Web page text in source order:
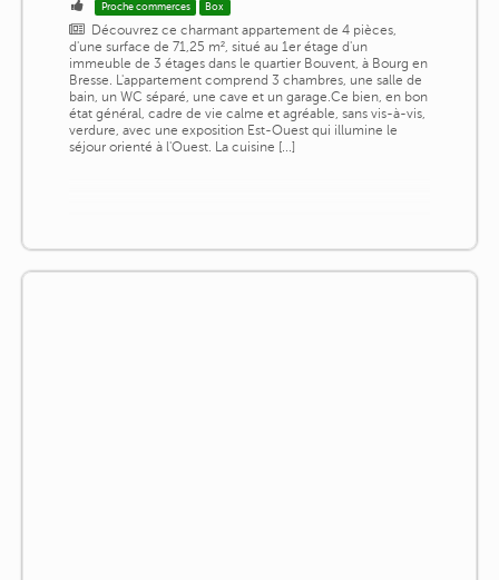
Proche commerces Box
Découvrez ce charmant appartement de 4 pièces,
d'une surface de 71,25 m², situé au 1er étage d'un
immeuble de 3 étages dans le quartier Bouvent, à Bourg en
Bresse. L'appartement comprend 3 chambres, une salle de
bain, un WC séparé, une cave et un garage.Ce bien, en bon
état général, cadre de vie calme et agréable, sans vis-à-vis,
verdure, avec une exposition Est-Ouest qui illumine le
séjour orienté à l'Ouest. La cuisine [...]